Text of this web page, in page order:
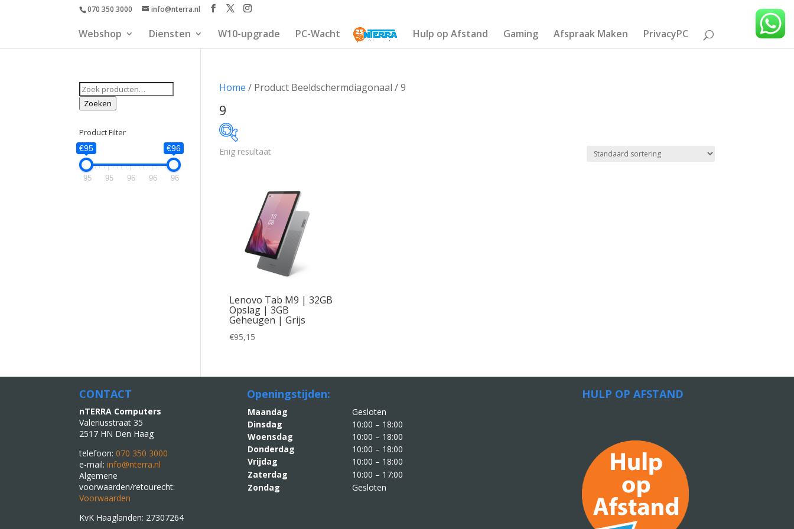
070 350 3000 info@nterra.nl
Webshop Diensten W10-upgrade PC-Wacht Hulp op Afstand Gaming Afspraak Maken PrivacyPC
Home / Product Beeldschermdiagonaal / 9
9
95
Enig resultaat
Lenovo Tab M9 | 32GB
Opslag | 3GB
Geheugen | Grijs
€95,15
Zoeken
naar:
Zoeken
Product Filter
€95 €96
95 95 96 96 96
CONTACT
nTERRA Computers
Valeriusstraat 35
2517 HN Den Haag
telefoon:070 350 3000
e-mail:info@nterra.nl
Algemene
voorwaarden/retourecht:
Voorwaarden
KvK Haaglanden: 27307264
Openingstijden:
Maandag
Gesloten
Dinsdag
10:00 – 18:00
Woensdag
10:00 – 18:00
Donderdag
10:00 – 18:00
Vrijdag
10:00 – 18:00
Zaterdag
10:00 – 17:00
Zondag
Gesloten
HULP OP AFSTAND